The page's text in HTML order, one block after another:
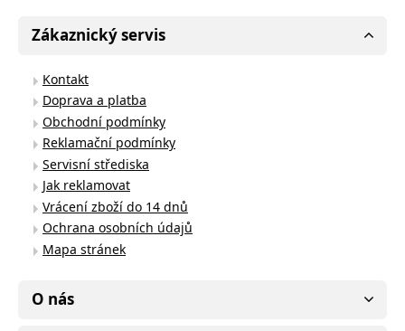
Zákaznický servis
Kontakt
Doprava a platba
Obchodní podmínky
Reklamační podmínky
Servisní střediska
Jak reklamovat
Vrácení zboží do 14 dnů
Ochrana osobních údajů
Mapa stránek
O nás